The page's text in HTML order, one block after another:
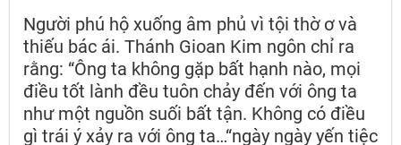
Người phú hộ xuống âm phủ vì tội thờ ơ và
thiếu bác ái. Thánh Gioan Kim ngôn chỉ ra
rằng: “Ông ta không gặp bất hạnh nào, mọi
điều tốt lành đều tuôn chảy đến với ông ta
như một nguồn suối bất tận. Không có điều
gì trái ý xảy ra với ông ta…“ngày ngày yến tiệc